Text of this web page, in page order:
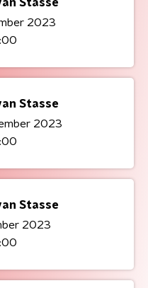
Stasse
2023
Stasse
2023
Stasse
2023